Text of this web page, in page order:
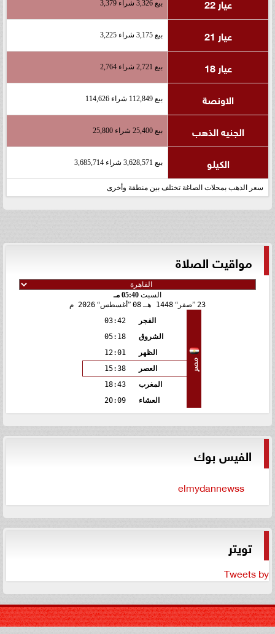
بيع 3,326 شراء 3,379
عيار 21 بيع 3,175 شراء 3,225
عيار 18 بيع 2,721 شراء 2,764
الاونصة بيع 112,849 شراء 114,626
الجنيه الذهب بيع 25,400 شراء 25,800
الكيلو بيع 3,628,571 شراء 3,685,714
سعر الذهب بمحلات الصاغة تختلف بين منطقة وأخرى
مواقيت الصلاة
السبت 05:40 مـ
23
صفر 1448 هـ 08 أغسطس 2026 م
مصر
الفجر
03:42
الشروق
05:18
الظهر
12:01
العصر
15:38
المغرب
18:43
العشاء
20:09
الفيس بوك
elmydannewss
تويتر
Tweets by